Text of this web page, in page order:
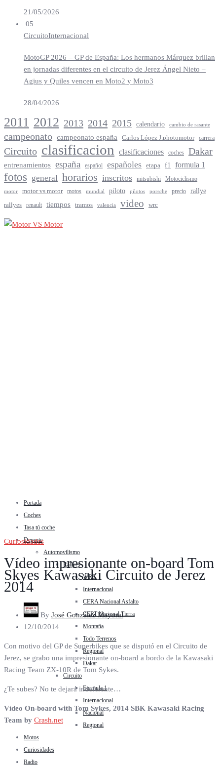
21/05/2026
05
CircuitoInternacional
MotoGP 2026 – GP de España: Los hermanos Márquez brillan
en jornadas diferentes en el circuito de Jerez Ángel Nieto –
Agius y Quiles vencen en Moto2 y Moto3
28/04/2026
2011 2012 2013 2014 2015 calendario cambio de rasante
campeonato campeonato españa Carlos López J.photomotor carrera
Circuito clasificacion clasificaciones coches Dakar
entrenamientos españa español españoles etapa f1 formula 1
fotos general horarios inscritos mitsubishi Motociclismo
motor motor vs motor motos mundial piloto pilotos porsche precio rallye
rallyes renault tiempos tramos valencia video wrc
Portada
Coches
Tasa tú coche
Deporte
Automovilismo
Rallyes
WRC
Internacional
CERA Nacional Asfalto
CERT Nacional Tierra
Montaña
Todo Terrenos
Regional
Dakar
Circuito
Formula 1
Internacional
Nacional
Regional
Motos
Curiosidades
Radio
Curiosidades
Vídeo impresionante on-board Tom
Skyes Kawasaki Circuito de Jerez
2014
By José González Mayoral
12/10/2014
Con motivo del GP de Superbikes que se disputó en el Circuito de
Jerez, se grabo una impresionante on-board a bordo de la Kawasaki
Racing Team ZX-10R de Tom Sykes.
¿Te subes? No te dejará indeferente…
Vídeo On-board with Tom Sykes, 2014 SBK Kawasaki Racing
Team by Crash.net